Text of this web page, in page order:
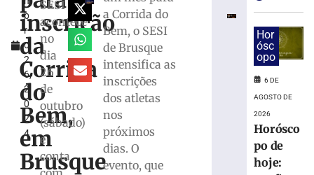
b
r
o
2
6,
2
0
2
4
inscrição
da
Corrida
do
Bem,
em
Brusque
SESI
acontece
no
dia
26
de
outubro
(sábado)
e
conta
a Corrida do
Bem, o SESI
de Brusque
intensifica as
inscrições
dos atletas
nos
próximos
dias. O
evento, que
olho
no
próximo
adversário
Brasileiro
Série
agosto
Hor
ósc
opo
6 DE
AGOSTO DE
2026
Horósco
po de
hoje: